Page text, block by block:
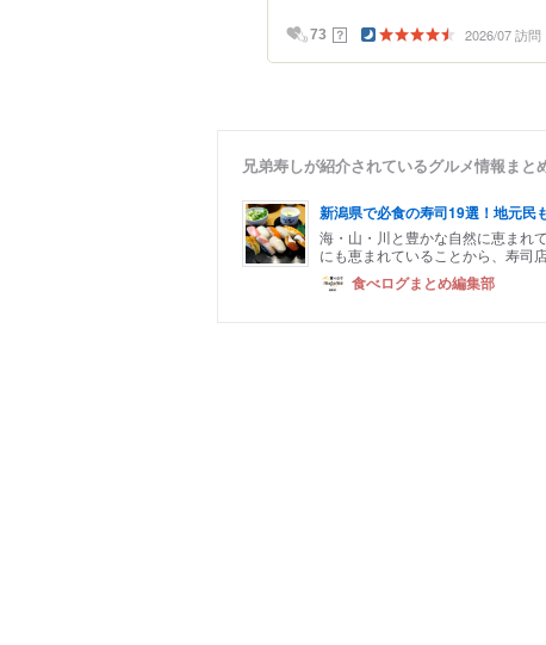
73 ？ 2026/07 訪問
兄弟寿しが紹介されているグルメ情報まと
新潟県で必食の寿司19選！地元民
海・山・川と豊かな自然に恵まれ
にも恵まれていることから、寿司
食べログまとめ編集部